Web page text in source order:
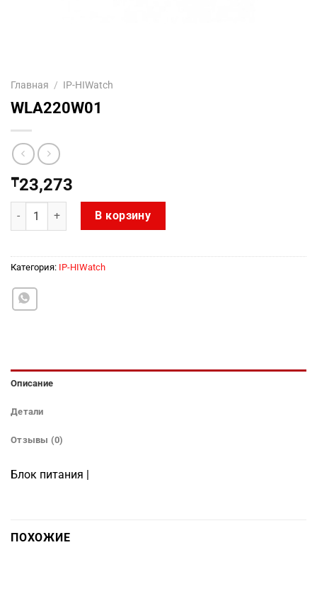
Главная / IP-HIWatch
WLA220W01
₸23,273
Количество товара WLA220W01
В корзину
Категория: IP-HIWatch
Описание
Детали
Отзывы (0)
Блок питания |
ПОХОЖИЕ